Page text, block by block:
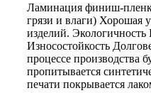
Ламинация финиш-
грязи и влаги) Хорошая
изделий. Экологичность
Износостойкость
процессе производства
пропитывается
печати покрывается